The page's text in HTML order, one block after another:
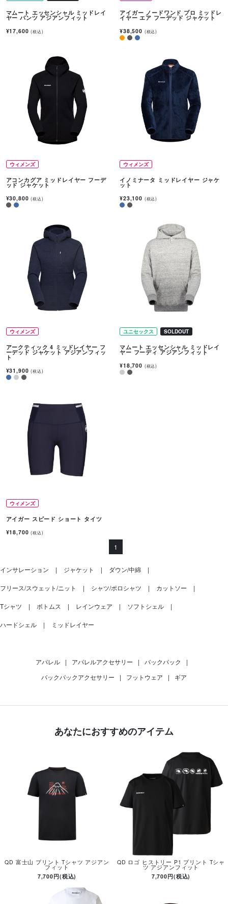
マムート エッセンシャル ミッドレイ
ヤー パンツ アジアンフィット
¥17,600(税込)
アイガー ノードワンド プロ ミッドレ
イヤー エア フーデッド ジャケット
¥38,500 (税込)
ウィメンズ
アコンカグア ミッドレイヤー フーデ
ッド ジャケット
¥30,800(税込)
ウィメンズ
イノミナータ ミッドレイヤー ジャケ
ット
¥23,100 (税込)
ウィメンズ
アークティック 4 ミッドレイヤー フ
ーデッド ジャケット アジアンフィッ
ト
¥31,900(税込)
ユニセックス SOLDOUT
マムート エッセンシャル ミッドレイ
ヤー フーディ アジアンフィット
¥18,700 (税込)
ウィメンズ
アイガー スピード ショート タイツ
¥18,700(税込)
1
インサレーション ジャケット ダウン/中綿
フリース/スウェット/ニット シャツ/ポロシャツ カットソー
Tシャツ ボトムス レインウェア ソフトシェル
ハードシェル ミッドレイヤー
アパレル | アパレルアクセサリー | バックパック
|
バックパックアクセサリー
| フットウェア | ギア
あなたにおすすめのアイテム
QD 富士山 プリント Tシャツ アジアン
フィット
7,700円(税込)
QD ロゴ ヒストリー P1 プリント Tシャ
ツ アジアンフィット
7,700円(税込)